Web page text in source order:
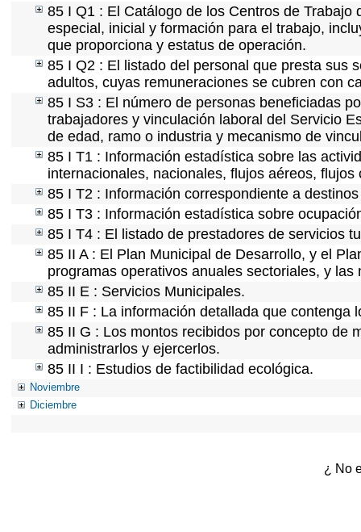
85 I Q1 : El Catálogo de los Centros de
especial, inicial y formación para el trabajo,
que proporciona y estatus de operación.
85 I Q2 : El listado del personal que presta sus
adultos, cuyas remuneraciones se cubren con
85 I S3 : El número de personas beneficiadas
trabajadores y vinculación laboral del Servicio
de edad, ramo o industria y mecanismo de
85 I T1 : Información estadística sobre las
internacionales, nacionales, flujos aéreos, flujos
85 I T2 : Información correspondiente a
85 I T3 : Información estadística sobre
85 I T4 : El listado de prestadores de servicios
85 II A : El Plan Municipal de Desarrollo, y el
programas operativos anuales sectoriales, y
85 II E : Servicios Municipales.
85 II F : La información detallada que contenga
85 II G : Los montos recibidos por concepto de
administrarlos y ejercerlos.
85 II I : Estudios de factibilidad ecológica.
Noviembre
Diciembre
¿ No